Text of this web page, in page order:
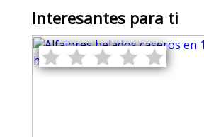
Interesantes para ti